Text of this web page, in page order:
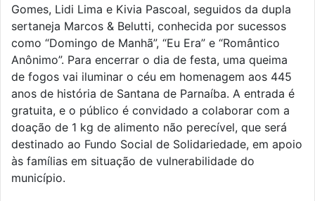
Gomes, Lidi Lima e Kivia Pascoal, seguidos da dupla
sertaneja Marcos & Belutti, conhecida por sucessos
como “Domingo de Manhã”, “Eu Era” e “Romântico
Anônimo”. Para encerrar o dia de festa, uma queima
de fogos vai iluminar o céu em homenagem aos 445
anos de história de Santana de Parnaíba. A entrada é
gratuita, e o público é convidado a colaborar com a
doação de 1 kg de alimento não perecível, que será
destinado ao Fundo Social de Solidariedade, em apoio
às famílias em situação de vulnerabilidade do
município.